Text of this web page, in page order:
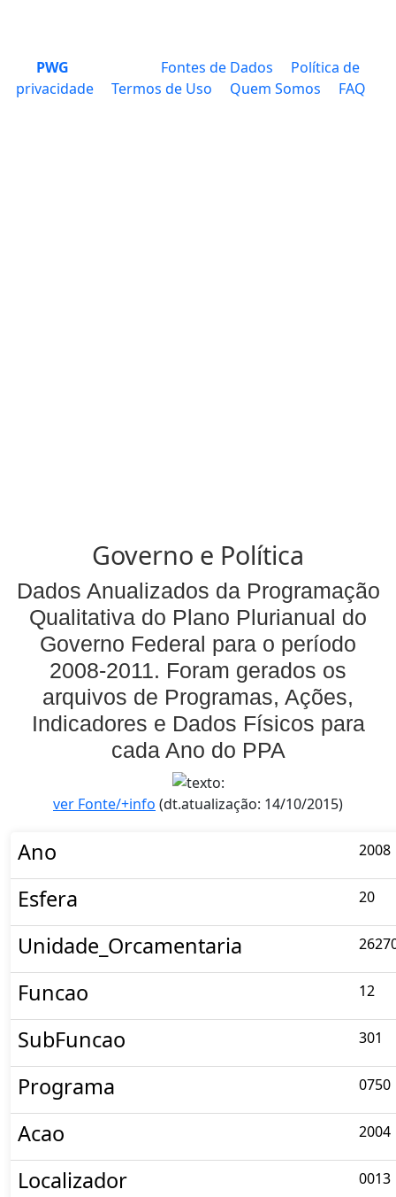
PWG Fontes de Dados
Política de
privacidade
Termos de Uso Quem Somos FAQ
Governo e Política
Dados Anualizados da Programação
Qualitativa do Plano Plurianual do
Governo Federal para o período
2008-2011. Foram gerados os
arquivos de Programas, Ações,
Indicadores e Dados Físicos para
cada Ano do PPA
ver Fonte/+info (dt.atualização: 14/10/2015)
Ano 2008
Esfera 20
Unidade_Orcamentaria
Funcao 12
SubFuncao 301
Programa 0750
Acao 2004
Localizador 0013